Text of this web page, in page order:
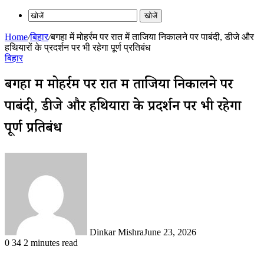
खोजें
Home/बिहार/बगहा में मोहर्रम पर रात में ताजिया निकालने पर पाबंदी, डीजे और
हथियारों के प्रदर्शन पर भी रहेगा पूर्ण प्रतिबंध
बिहार
बगहा में मोहर्रम पर रात में ताजिया निकालने पर
पाबंदी, डीजे और हथियारों के प्रदर्शन पर भी रहेगा
पूर्ण प्रतिबंध
Dinkar MishraJune 23, 2026
0 34 2 minutes read